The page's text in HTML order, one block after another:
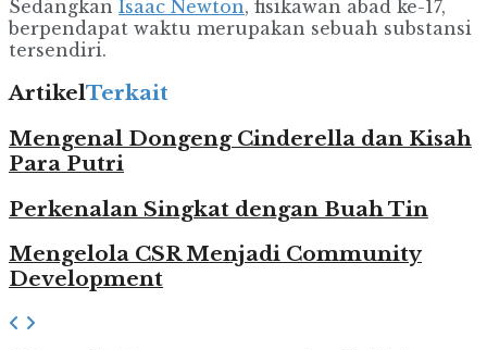
Sedangkan Isaac Newton, fisikawan abad ke-17,
berpendapat waktu merupakan sebuah substansi
tersendiri.
ArtikelTerkait
Mengenal Dongeng Cinderella dan Kisah
Para Putri
Perkenalan Singkat dengan Buah Tin
Mengelola CSR Menjadi Community
Development